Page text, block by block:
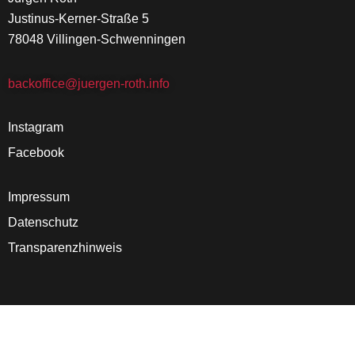
Justinus-Kerner-Straße 5
78048 Villingen-Schwenningen
backoffice@juergen-roth.info
Instagram
Facebook
Impressum
Datenschutz
Transparenzhinweis